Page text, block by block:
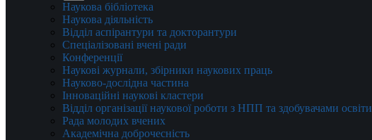
Наукова бібліотека
Наукова діяльність
Відділ аспірантури та докторантури
Спеціалізовані вчені ради
Конференції
Наукові журнали, збірники наукових праць
Науково-дослідна частина
Інноваційні наукові кластери
Відділ організації наукової роботи з НПП та здобувачами освіти
Рада молодих вчених
Академічна доброчесність